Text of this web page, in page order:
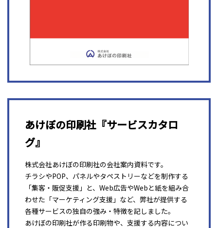
あけぼの印刷社『サービスカタロ
グ』
株式会社あけぼの印刷社の会社案内資料です。
チラシやPOP、パネルやタペストリーなどを制作する
「集客・販促支援」と、Web広告やWebと紙を組み合
わせた「マーケティング支援」など、弊社が提供する
各種サービスの独自の強み・特徴を記しました。
あけぼの印刷社が作る印刷物や、支援する内容につい